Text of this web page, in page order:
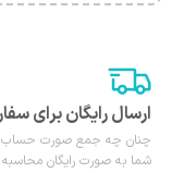
ارسال رایگان برای
چنان چه جمع صورت حساب
شما به صورت رایگان